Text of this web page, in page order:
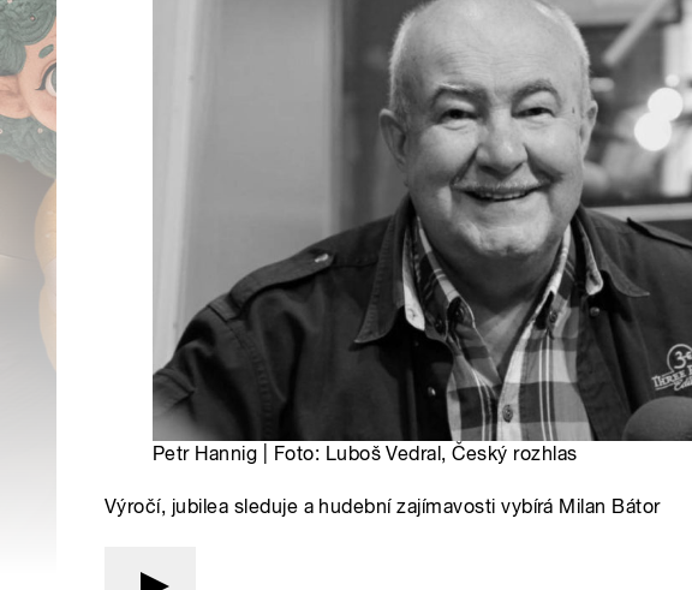
Petr Hannig | Foto: Luboš Vedral, Český rozhlas
Výročí, jubilea sleduje a hudební zajímavosti vybírá Milan Bátor